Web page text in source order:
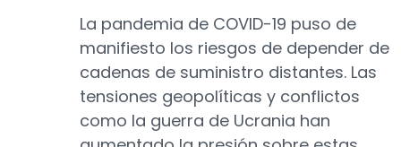
La pandemia de COVID-19 puso de
manifiesto los riesgos de depender de
cadenas de suministro distantes. Las
tensiones geopolíticas y conflictos
como la guerra de Ucrania han